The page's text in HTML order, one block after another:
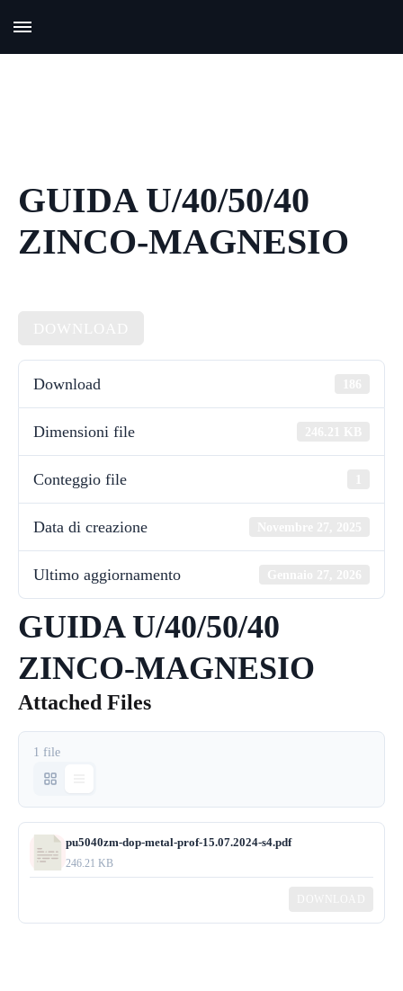
GUIDA U/40/50/40
ZINCO-MAGNESIO
Download
Dimensioni file
Conteggio file
Data di creazione
Ultimo aggiornamento
GUIDA U/40/50/40
ZINCO-MAGNESIO
Attached Files
1 file
pu5040zm-dop-metal-prof-15.07.2024-s4.pdf
246.21 KB